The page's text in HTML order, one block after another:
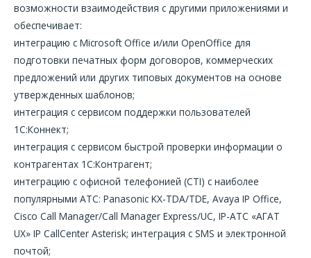
возможности взаимодействия с другими приложениями и
обеспечивает:
интеграцию с Microsoft Office и/или OpenOffice для
подготовки печатных форм договоров, коммерческих
предложений или других типовых документов на основе
утвержденных шаблонов;
интеграция с сервисом поддержки пользователей
1С:Коннект;
интеграция с сервисом быстрой проверки информации о
контрагентах 1С:Контрагент;
интеграцию с офисной телефонией (CTI) с наиболее
популярными АТС: Panasonic KX-TDA/TDE, Avaya IP Office,
Cisco Call Manager/Call Manager Express/UC, IP-АТС «АГАТ
UX» IP CallCenter Asterisk; интеграция с SMS и электронной
почтой;